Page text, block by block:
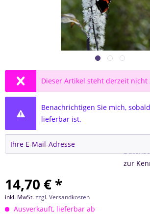
Dieser Artikel steht derzeit nicht
Benachrichtigen Sie mich,
lieferbar ist.
zur
14,70 € *
inkl. MwSt.zzgl. Versandkosten
Ausverkauft, lieferbar ab